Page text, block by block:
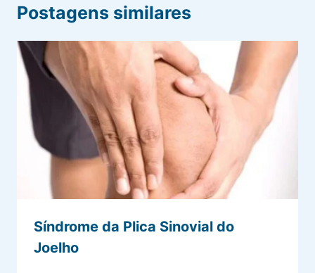
Postagens similares
Síndrome da Plica Sinovial do
Joelho